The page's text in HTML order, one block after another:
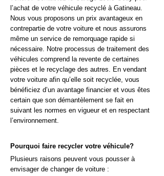
l’achat de votre véhicule recyclé à Gatineau.
Nous vous proposons un prix avantageux en
contrepartie de votre voiture et nous assurons
même un service de remorquage rapide si
nécessaire. Notre processus de traitement des
véhicules comprend la revente de certaines
pièces et le recyclage des autres. En vendant
votre voiture afin qu’elle soit recyclée, vous
bénéficiez d’un avantage financier et vous êtes
certain que son démantèlement se fait en
suivant les normes en vigueur et en respectant
l’environnement.
Pourquoi faire recycler votre véhicule?
Plusieurs raisons peuvent vous pousser à
envisager de changer de voiture :